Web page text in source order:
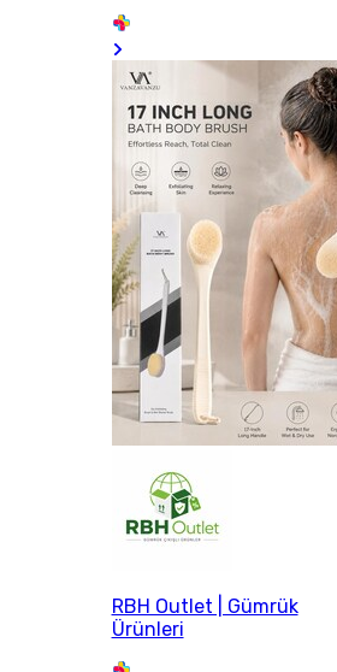
RBH Outlet | Gümrük
Ürünleri